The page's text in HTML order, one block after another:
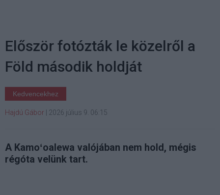
Először fotózták le közelről a
Föld második holdját
Kedvencekhez
Hajdú Gábor 2026 július 9. 06:15
A Kamoʻoalewa valójában nem hold, mégis
régóta velünk tart.